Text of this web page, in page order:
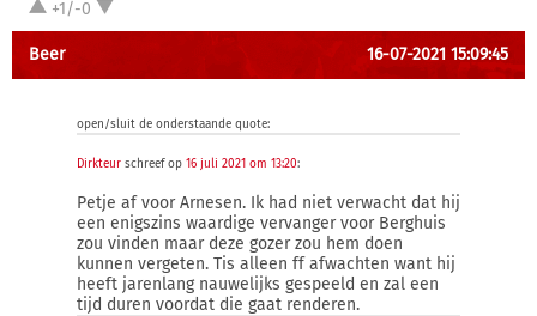
+1/-0
Beer 16-07-2021 15:09:45
open/sluit de onderstaande quote:
Dirkteur schreef op 16 juli 2021 om 13:20:
Petje af voor Arnesen. Ik had niet verwacht dat hij
een enigszins waardige vervanger voor Berghuis
zou vinden maar deze gozer zou hem doen
kunnen vergeten. Tis alleen ff afwachten want hij
heeft jarenlang nauwelijks gespeeld en zal een
tijd duren voordat die gaat renderen.